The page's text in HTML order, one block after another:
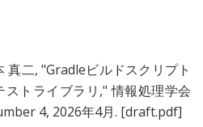
真二, "Gradleビルドスクリプト
トライブラリ ," 情報処理学会
4, 2026年4月. [draft.pdf]